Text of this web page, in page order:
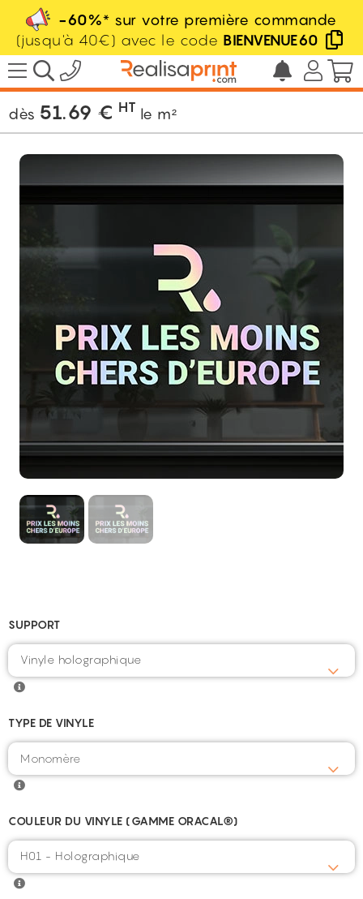
-60%* sur votre première commande
(jusqu'à 40€) avec le code BIENVENUE60
/ Adhésif / Lettrage adhésif / Lettrage
adhésif holographique
dès 51.69 € HT le m²
SUPPORT
Vinyle holographique
TYPE DE VINYLE
COULEUR DU VINYLE (GAMME ORACAL®)
H01 - Holographique